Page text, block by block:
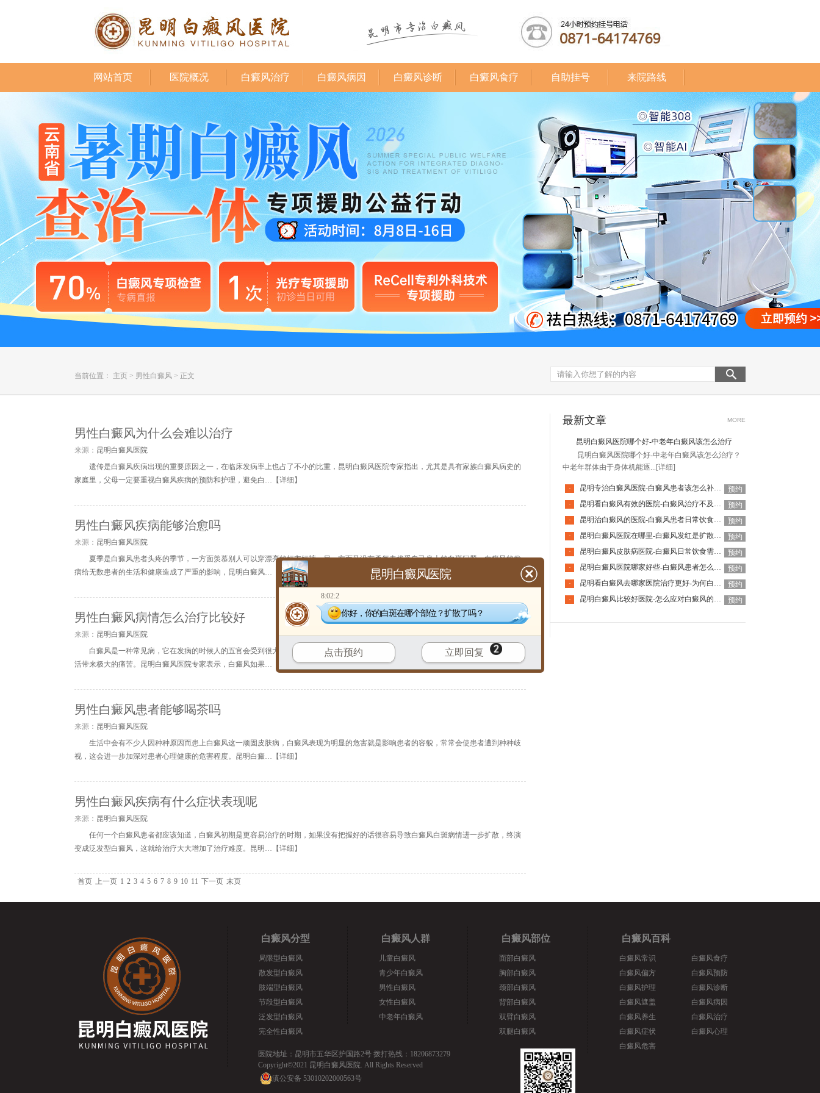
网站首页 医院概况 白癜风治疗 白癜风病因 白癜风诊断 白癜风食疗 自助挂号 来院路线
当前位置： 主页 > 男性白癜风 > 正文
男性白癜风为什么会难以治疗
来源： 昆明白癜风医院
遗传是白癜风疾病出现的重要原因之一，在临床发病率上也占了不小的比重，昆明白癜风医院专家指出，尤其是具有家族白癜风病史的
家庭里，父母一定要重视白癜风疾病的预防和护理，避免白…【详细 】
男性白癜风疾病能够治愈吗
来源： 昆明白癜风医院
夏季是白癜风患者头疼的季节，一方面羡慕别人可以穿漂亮的短衣短裤，另一方面又没有勇气去接受自己身上的白斑问题。白癜风的发
病给无数患者的生活和健康造成了严重的影响，昆明白癜风…【
详细】
男性白癜风病情怎么治疗比较好
来源： 昆明白癜风医院
白癜风是一种常见病，它在发病的时候人的五官会受到很大的影响。白癜风发病的临床症状各异，危害极大。白癜风给患者的工作、生
活带来极大的痛苦。昆明白癜风医院专家表示，白癜风如果…【
】
男性白癜风患者能够喝茶吗
来源： 昆明白癜风医院
生活中会有不少人因种种原因而患上白癜风这一顽固皮肤病，白癜风表现为明显的危害就是影响患者的容貌，常常会使患者遭到种种歧
视，这会进一步加深对患者心理健康的危害程度。昆明白癜…【详细 】
男性白癜风疾病有什么症状表现呢
来源： 昆明白癜风医院
任何一个白癜风患者都应该知道，白癜风初期是更容易治疗的时期，如果没有把握好的话很容易导致白癜风白斑病情进一步扩散，终演
变成泛发型白癜风，这就给治疗大大增加了治疗难度。昆明…【详细 】
首页 上一页 1 2 3 4 5 6 7 8 9 10 11 下一页 末页
最新文章 MORE
昆明白癜风医院哪个好-中老年白癜风该怎么治疗
昆明白癜风医院哪个好-中老年白癜风该怎么治疗？
中老年群体由于身体机能逐... [详细]
· 昆明专治白癜风医院-白癜风患者该怎么补充营养呢
预约
·
昆明看白癜风有效的医院-白癜风治疗不及时有哪些危害呢
预约
·
昆明治白癜风的医院-白癜风患者日常饮食应该注意哪些
预约
·
昆明白癜风医院在哪里-白癜风发红是扩散的征兆吗
预约
·
昆明白癜风皮肤病医院-白癜风日常饮食需注意什么呢
预约
·
昆明白癜风医院哪家好些-白癜风患者怎么预防过度疲劳
预约
·
昆明看白癜风去哪家医院治疗更好-为何白癜风会复发
预约
·
昆明白癜风比较好医院-怎么应对白癜风的复发 预约
白癜风分型
局限型白癜风
散发型白癜风
肢端型白癜风
节段型白癜风
泛发型白癜风
完全性白癜风
白癜风人群
儿童白癜风
青少年白癜风
男性白癜风
女性白癜风
中老年白癜风
白癜风部位
面部白癜风
胸部白癜风
颈部白癜风
背部白癜风
双臂白癜风
双腿白癜风
白癜风百科
白癜风常识
白癜风偏方
白癜风护理
白癜风遮盖
白癜风养生
白癜风症状
白癜风危害
白癜风食疗
白癜风预防
白癜风诊断
白癜风病因
白癜风治疗
白癜风心理
医院地址：昆明市五华区护国路2号 拨打热线：18206873279
Copyright©2021 昆明白癜风医院. All Rights Reserved
滇公安备 53010202000563号
昆明白癜风医院
8:02:2
你好，你的白斑在哪个部位？扩散了吗？
点击预约 立即回复